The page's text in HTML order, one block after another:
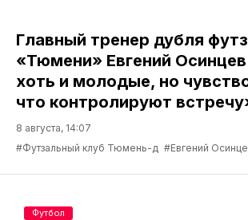
Главный тренер дубля
«Тюмени» Евгений
хоть и молодые, но
что контролируют
8 августа, 14:07
#Футзальный клуб Тюмень-д #Евгений
Футбол